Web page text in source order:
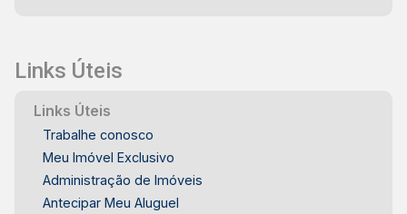
Links Úteis
Links Úteis
Trabalhe conosco
Meu Imóvel Exclusivo
Administração de Imóveis
Antecipar Meu Aluguel